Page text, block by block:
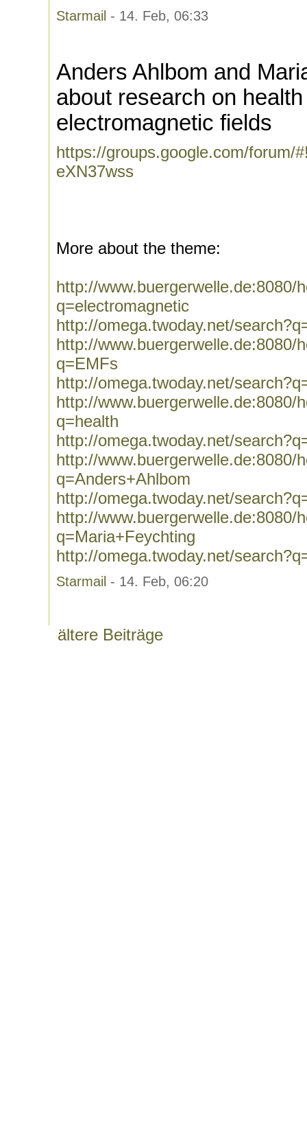
Starmail - 14. Feb, 06:33
Anders Ahlbom and
about research on
electromagnetic fields
https://groups.google.com/forum/
eXN37wss
More about the theme:
http://www.buergerwelle.de:8080/
q=electromagnetic
http://omega.twoday.net/
http://www.buergerwelle.de:8080/
q=EMFs
http://omega.twoday.net/
http://www.buergerwelle.de:8080/
q=health
http://omega.twoday.net/
http://www.buergerwelle.de:8080/
q=Anders+Ahlbom
http://omega.twoday.net/
http://www.buergerwelle.de:8080/
q=Maria+Feychting
http://omega.twoday.net/
Starmail - 14. Feb, 06:20
ältere Beiträge